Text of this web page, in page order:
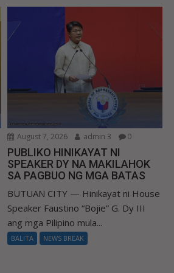
August 7, 2026 admin 3 0
PUBLIKO HINIKAYAT NI
SPEAKER DY NA MAKILAHOK
SA PAGBUO NG MGA BATAS
BUTUAN CITY — Hinikayat ni House
Speaker Faustino “Bojie” G. Dy III
ang mga Pilipino mula...
BALITA NEWS BREAK